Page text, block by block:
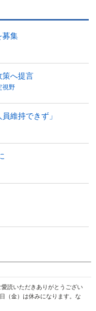
募集
策へ提言
視野
維持できず」
愛読いただきありがとうござい
（金）は休みになります。な